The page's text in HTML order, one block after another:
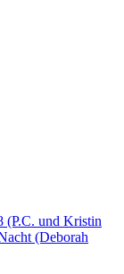
(P.C. und Kristin
(Deborah